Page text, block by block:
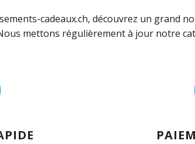
cadeaux.ch, découvrez un grand
mettons régulièrement à jour notre